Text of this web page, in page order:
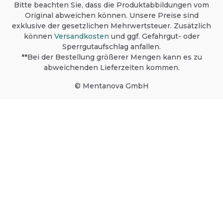
Bitte beachten Sie, dass die Produktabbildungen vom
Original abweichen können. Unsere Preise sind
exklusive der gesetzlichen Mehrwertsteuer. Zusätzlich
können Versandkosten und ggf. Gefahrgut- oder
Sperrgutaufschlag anfallen.
**Bei der Bestellung größerer Mengen kann es zu
abweichenden Lieferzeiten kommen.
© Mentanova GmbH